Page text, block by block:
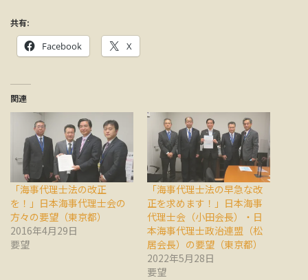
共有:
Facebook X
関連
「海事代理士法の改正
を！」日本海事代理士会の
方々の要望（東京都）
2016年4月29日
要望
「海事代理士法の早急な改
正を求めます！」日本海事
代理士会（小田会長）・日
本海事代理士政治連盟（松
居会長）の要望（東京都）
2022年5月28日
要望